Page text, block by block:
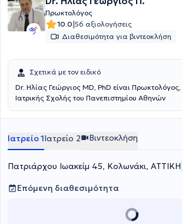
ιατρείου (αφαίρεση κυστών, σπίλων, συρραφή
και αφαίρεση δερματικών μορφωμάτων), όλα με
Πρωκτολόγος
10.0|56 αξιολογήσεις
Διαθεσιμότητα για βιντεοκλήση
Σχετικά με τον ειδικό
Dr. Ηλίας Γεώργιος MD, PhD είναι
Ιατρικής Σχολής του Πανεπιστημίου Αθηνών
Ιατρείο 1Ιατρείο 2 Βιντεοκλήση
Πατριάρχου Ιωακείμ 45, Κολωνάκι, ΑΤΤΙΚΗ
Επόμενη διαθεσιμότητα